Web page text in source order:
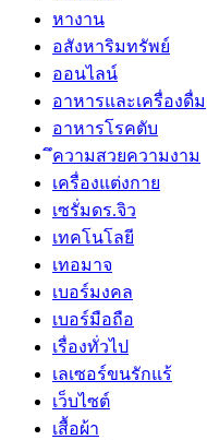
หางาน
อสังหาริมทรัพย์
ออนไลน์
อาหารและเครื่องดื่ม
อาหารโรคตับ
ึความสวยความงาม
เครื่องแต่งกาย
เซรั่มดร.จิว
เทคโนโลยี
เทอมาจ
เบอร์มงคล
เบอร์มือถือ
เรื่องทั่วไป
เลเซอร์ขนรักแร้
เว็บไซต์
เสื้อผ้า